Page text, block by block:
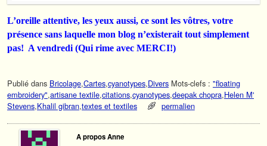
L’oreille attentive, les yeux aussi, ce sont les vôtres, votre
présence sans laquelle mon blog n’existerait tout simplement
pas! A vendredi (Qui rime avec MERCI!)
Publié dans Bricolage,Cartes,cyanotypes,Divers Mots-clefs : "floating
embroidery",artisane textile,citations,cyanotypes,deepak chopra,Helen M'
Stevens,Khalil gibran,textes et textiles permalien
A propos Anne